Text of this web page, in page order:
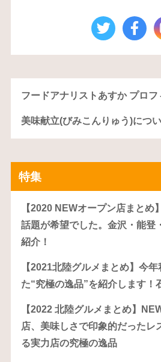
フードアナリストあすか プロフ
美味献立(びみこんりゅう)につ
特集
【2020 NEWオープン店まとめ
話題が希望でした。金沢・能登
紹介！
【2021北陸グルメまとめ】今
た“究極の逸品”を紹介します！
【2022 北陸グルメまとめ】
店、美味しさで印象的だったレ
る実力店の究極の逸品